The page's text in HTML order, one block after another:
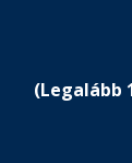
(Legalább